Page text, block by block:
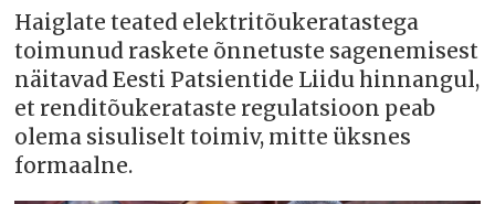
Haiglate teated elektritõukeratastega
toimunud raskete õnnetuste sagenemisest
näitavad Eesti Patsientide Liidu hinnangul,
et renditõukerataste regulatsioon peab
olema sisuliselt toimiv, mitte üksnes
formaalne.